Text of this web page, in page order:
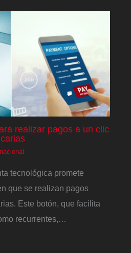
realizar pagos a un clic
tecnológica promete
que se realizan pagos
Este botón, que facilita
recurrentes,…